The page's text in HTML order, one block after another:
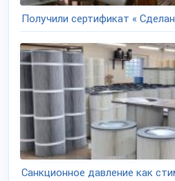
Получили сертификат «
Санкционное давление как